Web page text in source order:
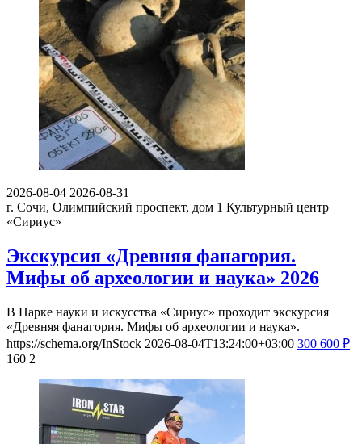
2026-08-04 2026-08-31
г. Сочи, Олимпийский проспект, дом 1 Культурный центр
«Сириус»
Экскурсия «Древняя фанагория.
Мифы об археологии и наука» 2026
В Парке науки и искусства «Сириус» проходит экскурсия
«Древняя фанагория. Мифы об археологии и наука».
https://schema.org/InStock 2026-08-04T13:24:00+03:00 300 600 ₽
160 2